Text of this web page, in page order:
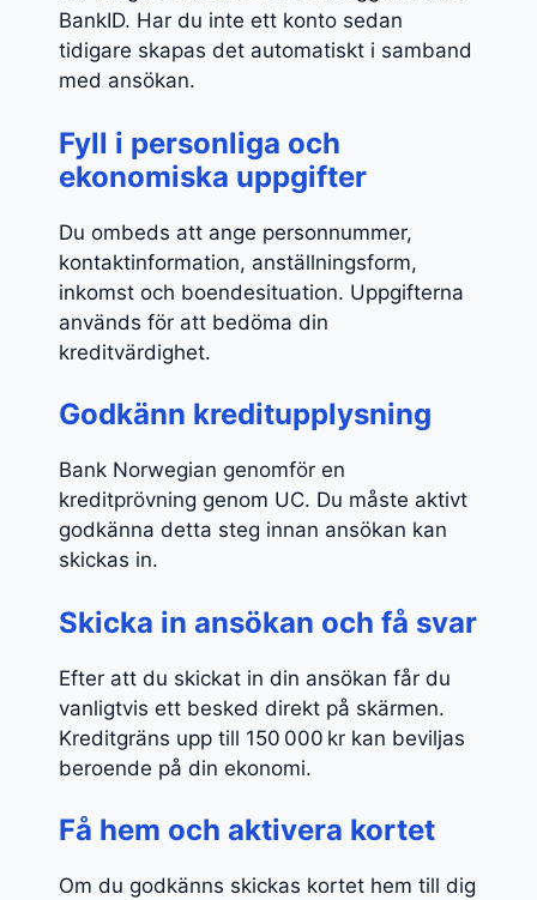
BankID. Har du inte ett konto sedan
tidigare skapas det automatiskt i samband
med ansökan.
Fyll i personliga och
ekonomiska uppgifter
Du ombeds att ange personnummer,
kontaktinformation, anställningsform,
inkomst och boendesituation. Uppgifterna
används för att bedöma din
kreditvärdighet.
Godkänn kreditupplysning
Bank Norwegian genomför en
kreditprövning genom UC. Du måste aktivt
godkänna detta steg innan ansökan kan
skickas in.
Skicka in ansökan och få svar
Efter att du skickat in din ansökan får du
vanligtvis ett besked direkt på skärmen.
Kreditgräns upp till 150 000 kr kan beviljas
beroende på din ekonomi.
Få hem och aktivera kortet
Om du godkänns skickas kortet hem till dig